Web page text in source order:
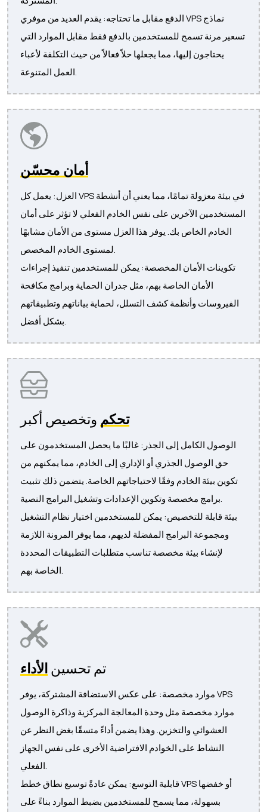
الدفع مقابل ما تحتاجه: يقدم العديد من موفري VPS نماذج
تسعير مرنة تسمح للمستخدمين بالدفع فقط مقابل الموارد التي
يحتاجون إليها، مما يجعلها حلاً فعالاً من حيث التكلفة لأعباء
العمل المتنوعة.
أمان محسّن
العزل: يعمل كل VPS في بيئة معزولة تمامًا، مما يعني أن أنشطة
المستخدمين الآخرين على نفس الخادم الفعلي لا تؤثر على أمان
الخادم الخاص بك. يوفر هذا العزل مستوى من الأمان مشابهًا
لمستوى الخادم المخصص.
تكوينات الأمان المخصصة: يمكن للمستخدمين تنفيذ إجراءات
الأمان الخاصة بهم، مثل جدران الحماية وبرامج مكافحة
الفيروسات وأنظمة كشف التسلل، لحماية بياناتهم وتطبيقاتهم
بشكل أفضل.
تحكم وتخصيص أكبر
الوصول الكامل إلى الجذر: غالبًا ما يحصل المستخدمون على
حق الوصول الجذري أو الإداري إلى الخادم، مما يمكنهم من
تكوين بيئة الخادم وفقًا لاحتياجاتهم الخاصة. يتضمن ذلك تثبيت
برامج مخصصة وتكوين الإعدادات وتشغيل البرامج النصية.
بيئة قابلة للتخصيص: يمكن للمستخدمين اختيار نظام التشغيل
ومجموعة البرامج المفضلة لديهم، مما يوفر المرونة اللازمة
لإنشاء بيئة مخصصة تناسب متطلبات التطبيقات المحددة
الخاصة بهم.
تم تحسين الأداء
موارد مخصصة: على عكس الاستضافة المشتركة، يوفر VPS
موارد مخصصة مثل وحدة المعالجة المركزية وذاكرة الوصول
العشوائي والتخزين. وهذا يضمن أداءً متسقًا بغض النظر عن
النشاط على الخوادم الافتراضية الأخرى على نفس الجهاز
الفعلي.
قابلية التوسع: يمكن عادةً توسيع نطاق خطط VPS أو خفضها
بسهولة، مما يسمح للمستخدمين بضبط الموارد بناءً على